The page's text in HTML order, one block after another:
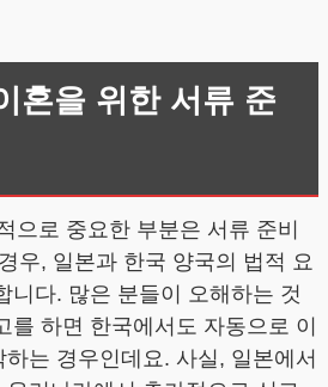
혼을 위한 서류 준
으로 중요한 부분은 서류 준비
우, 일본과 한국 양국의 법적 요
니다. 많은 분들이 오해하는 것
를 하면 한국에서도 자동으로 이
는 경우인데요. 사실, 일본에서